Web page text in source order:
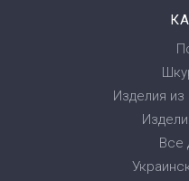
Изделия
Все